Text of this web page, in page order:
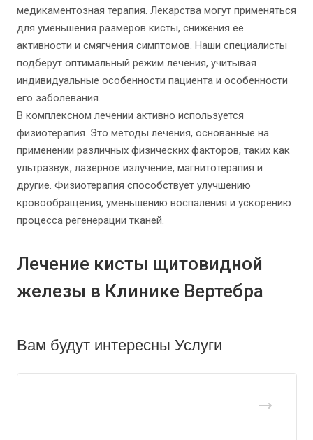
медикаментозная терапия. Лекарства могут применяться
для уменьшения размеров кисты, снижения ее
активности и смягчения симптомов. Наши специалисты
подберут оптимальный режим лечения, учитывая
индивидуальные особенности пациента и особенности
его заболевания.
В комплексном лечении активно используется
физиотерапия. Это методы лечения, основанные на
применении различных физических факторов, таких как
ультразвук, лазерное излучение, магнитотерапия и
другие. Физиотерапия способствует улучшению
кровообращения, уменьшению воспаления и ускорению
процесса регенерации тканей.
Лечение кисты щитовидной
железы в Клинике Вертебра
Вам будут интересны Услуги